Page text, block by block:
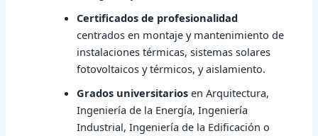
Certificados de profesionalidad
centrados en montaje y mantenimiento de
instalaciones térmicas, sistemas solares
fotovoltaicos y térmicos, y aislamiento.
Grados universitarios en Arquitectura,
Ingeniería de la Energía, Ingeniería
Industrial, Ingeniería de la Edificación o